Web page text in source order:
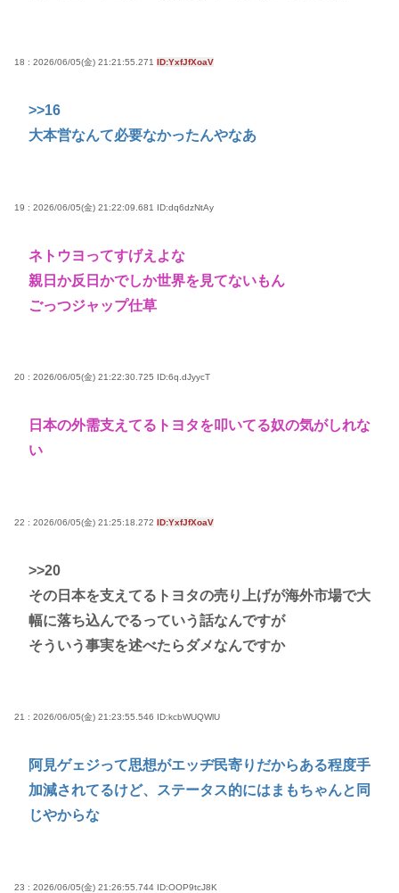
18 : 2026/06/05(金) 21:21:55.271 ID:YxfJfXoaV
>>16
大本営なんて必要なかったんやなあ
19 : 2026/06/05(金) 21:22:09.681 ID:dq6dzNtAy
ネトウヨってすげえよな
親日か反日かでしか世界を見てないもん
ごっつジャップ仕草
20 : 2026/06/05(金) 21:22:30.725 ID:6q.dJyycT
日本の外需支えてるトヨタを叩いてる奴の気がしれな
い
22 : 2026/06/05(金) 21:25:18.272 ID:YxfJfXoaV
>>20
その日本を支えてるトヨタの売り上げが海外市場で大
幅に落ち込んでるっていう話なんですが
そういう事実を述べたらダメなんですか
21 : 2026/06/05(金) 21:23:55.546 ID:kcbWUQWlU
阿見ゲェジって思想がエッヂ民寄りだからある程度手
加減されてるけど、ステータス的にはまもちゃんと同
じやからな
23 : 2026/06/05(金) 21:26:55.744 ID:OOP9tcJ8K